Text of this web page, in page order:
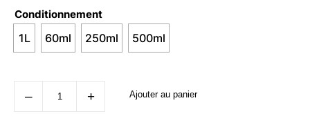
Conditionnement
1L 60ml 250ml 500ml
‒
quantité
de
+ Ajouter au panier